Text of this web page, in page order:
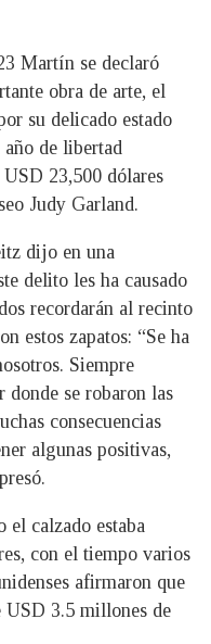
Martín se declaró
obra de arte, el
su delicado estado
de libertad
23,500 dólares
Judy Garland.
dijo en una
delito les ha causado
recordarán al recinto
estos zapatos: “Se ha
Siempre
donde se robaron las
consecuencias
algunas positivas,
el calzado estaba
con el tiempo varios
afirmaron que
USD 3.5 millones de